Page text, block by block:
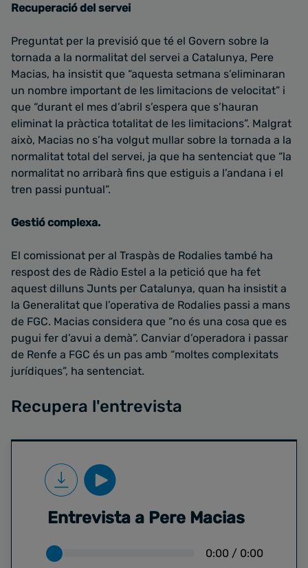
Recuperació del servei
Preguntat per la previsió que té el Govern sobre la
tornada a la normalitat del servei a Catalunya, Pere
Macias, ha insistit que “aquesta setmana s’eliminaran
un nombre important de les limitacions de velocitat” i
que “durant el mes d’abril s’espera que s’hauran
eliminat la pràctica totalitat de les limitacions”. Malgrat
això, Macias no s’ha volgut mullar sobre la tornada a la
normalitat total del servei, ja que ha sentenciat que “la
normalitat no arribarà fins que estiguis a l’andana i el
tren passi puntual”.
Gestió complexa.
El comissionat per al Traspàs de Rodalies també ha
respost des de Ràdio Estel a la petició que ha fet
aquest dilluns Junts per Catalunya, quan ha insistit a
la Generalitat que l’operativa de Rodalies passi a mans
de FGC. Macias considera que “no és una cosa que es
pugui fer d’avui a demà”. Canviar d’operadora i passar
de Renfe a FGC és un pas amb “moltes complexitats
jurídiques”, ha sentenciat.
Recupera l'entrevista
Entrevista a Pere Macias
0:00 / 0:00